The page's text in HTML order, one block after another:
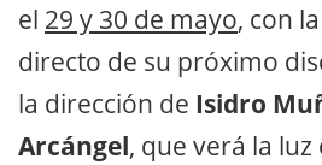
el 29 y 30 de mayo, con
directo de su próximo
la dirección de Isidro
Arcángel, que verá la